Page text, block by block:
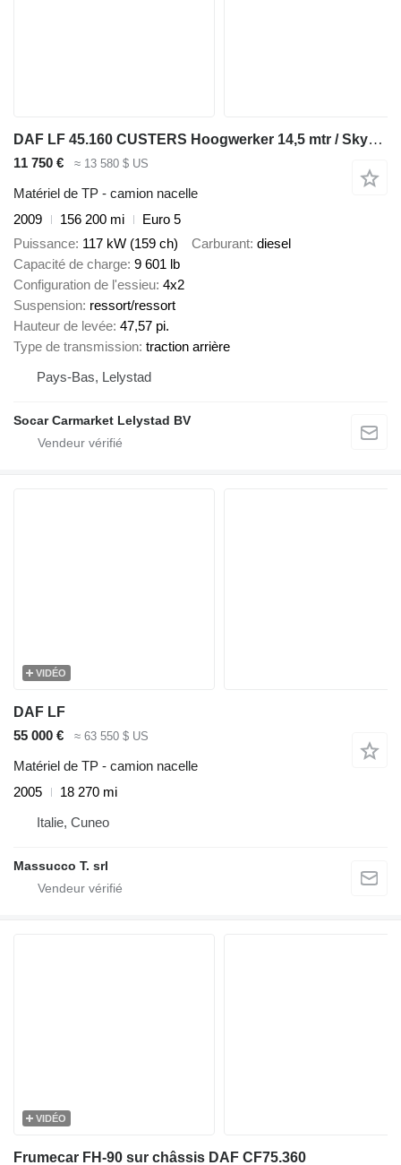
DAF LF 45.160 CUSTERS Hoogwerker 14,5 mtr / Skyworker 14,5mtr
11 750 € ≈ 13 580 $ US
Matériel de TP - camion nacelle
2009
156 200 mi
Euro 5
Puissance 117 kW (159 ch) Carburant diesel
Capacité de charge 9 601 lb
Configuration de l'essieu 4x2
Suspension ressort/ressort
Hauteur de levée 47,57 pi.
Type de transmission traction arrière
Pays-Bas, Lelystad
Socar Carmarket Lelystad BV
VIDÉO
DAF LF
55 000 €
≈ 63 550 $ US
Matériel de TP - camion nacelle
2005
18 270 mi
Italie, Cuneo
Massucco T. srl
VIDÉO
Frumecar FH-90 sur châssis DAF CF75.360